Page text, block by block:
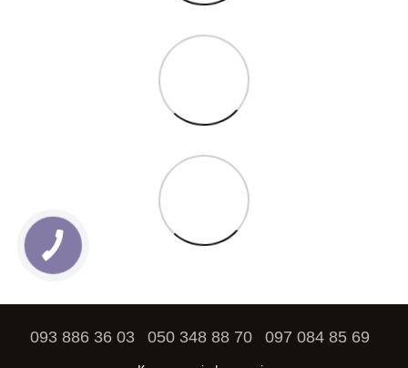
093 886 36 03 050 348 88 70 097 084 85 69